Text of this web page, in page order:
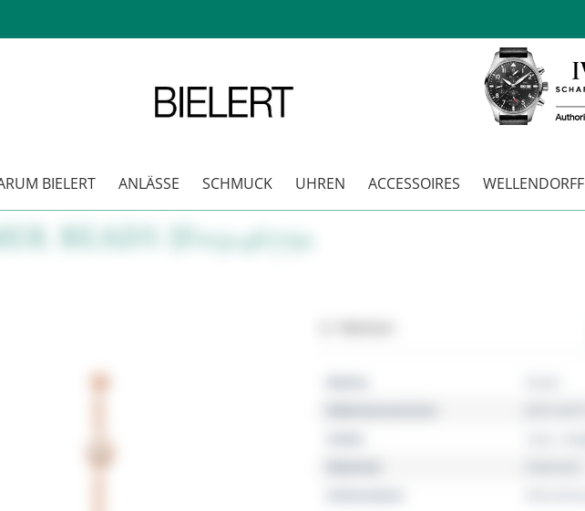
BIELERT ANLÄSSE SCHMUCK UHREN ACCESSOIRES WELLENDORFF
BEADS JF03146791